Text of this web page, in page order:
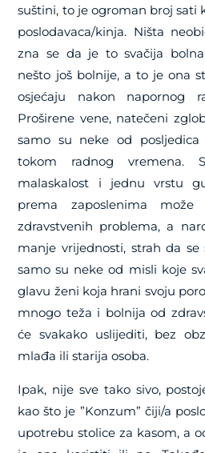
suštini, to je ogroman broj sati
poslodavaca/kinja. Ništa
zna se da je to svačija
nešto još bolnije, a to je ona
osjećaju nakon napornog
Proširene vene, natečeni
samo su neke od posljedica
tokom radnog vremena.
malaskalost i jednu vrstu
prema zaposlenima
zdravstvenih problema, a
manje vrijednosti, strah da
samo su neke od misli koje
glavu ženi koja hrani svoju
mnogo teža i bolnija od
će svakako uslijediti, bez
mlađa ili starija osoba.
Ipak, nije sve tako sivo,
kao što je ”Konzum” čiji/a
upotrebu stolice za kasom, a